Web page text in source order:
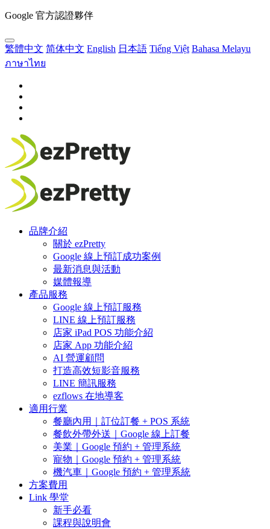
Google 官方認證夥伴
繁體中文 简体中文 English 日本語 Tiếng Việt Bahasa Melayu
ภาษาไทย
品牌介紹
關於 ezPretty
Google 線上預訂成功案例
最新消息與活動
媒體報導
產品服務
Google 線上預訂服務
LINE 線上預訂服務
店家 iPad POS 功能介紹
店家 App 功能介紹
AI 營運顧問
打造高效短影音服務
LINE 簡訊服務
ezflows 在地導客
適用行業
餐廳內用｜訂位訂餐 + POS 系統
餐飲外帶外送｜Google 線上訂餐
美業｜Google 預約 + 管理系統
寵物｜Google 預約 + 管理系統
機汽車｜Google 預約 + 管理系統
方案費用
Link 學堂
新手必看
課程與說明會